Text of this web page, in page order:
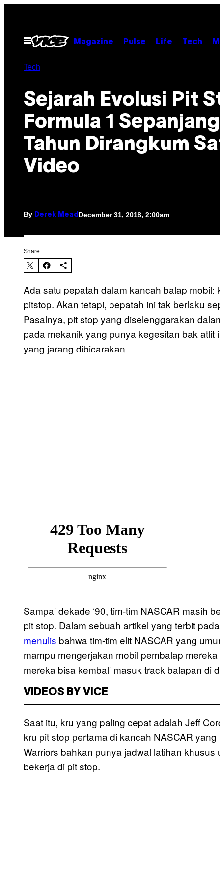
contentOpen
Menu
Magazine Pulse Life Tech
Tech
Sejarah Evolusi Pit
Formula 1
Tahun Dirangkum
Video
By Derek Mead December 31, 2018, 2:00am
Share:
Ada satu pepatah dalam kancah balap
pitstop. Akan tetapi, pepatah ini tak berlaku
Pasalnya, pit stop yang diselenggarakan
pada mekanik yang punya kegesitan bak
yang jarang dibicarakan.
Sampai dekade ‘90, tim-tim NASCAR masih
pit stop. Dalam sebuah artikel yang terbit
menulis bahwa tim-tim elit NASCAR yang
mampu mengerjakan mobil pembalap
mereka bisa kembali masuk track balapan di
VIDEOS BY VICE
Saat itu, kru yang paling cepat adalah Jeff
kru pit stop pertama di kancah NASCAR
Warriors bahkan punya jadwal latihan
bekerja di pit stop.